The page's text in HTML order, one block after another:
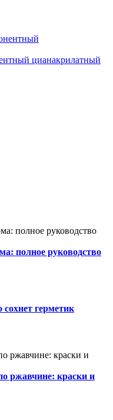
цианакрилатный
полное руководство
сохнет герметик
ржавчине: краски и